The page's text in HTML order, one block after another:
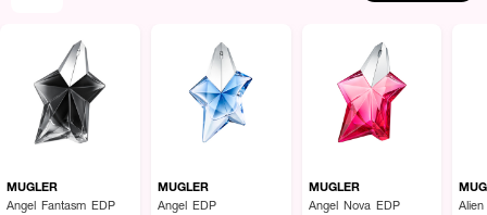
ผลลัพธ์ที่ได้ :
MUGLER Alien Hypersense EDPจุดประกายสัญชาตญาณของคุณ ด้วยส่วน
ผสมที่เร่าร้อนของลูกแพร์ที่ชุ่มฉ่ำกับ Jasmine Sambac (ดอกมะลิที่เป็น
เอกลักษณ์เฉพาะ) บวกกับสัมผัสอันนุ่มนวลของไม้ Cashmeranที่ช่วยให้ Alien
MUGLER
Angel Fantasm EDP
MUGLER
Angel EDP
MUGLER
Angel Nova EDP